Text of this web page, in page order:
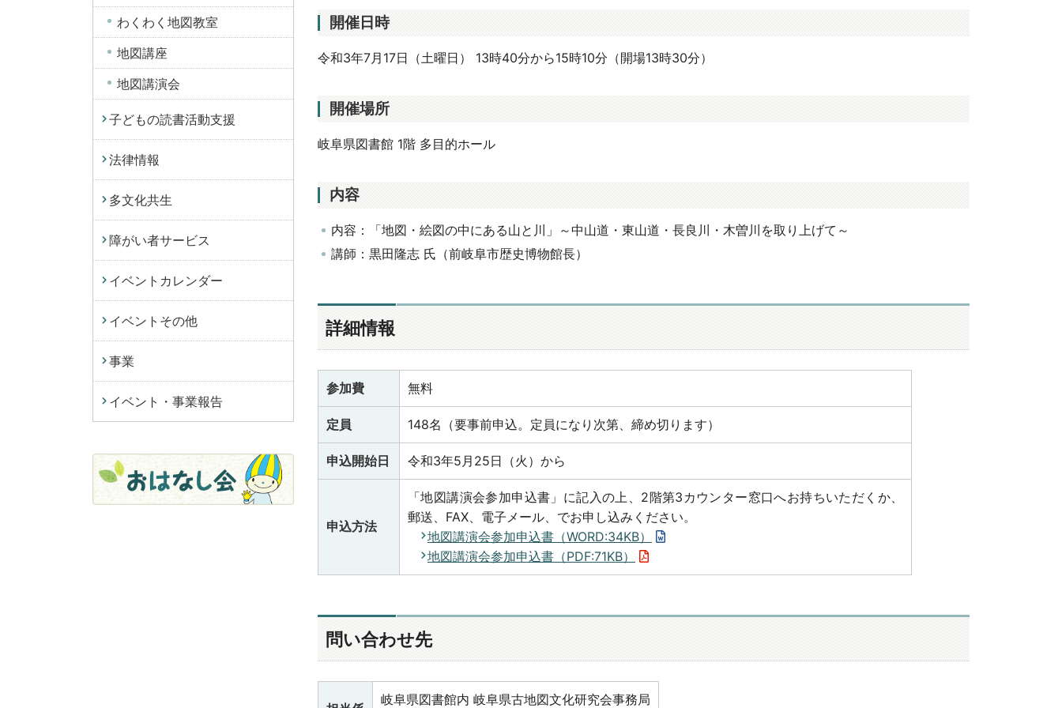
開催日時
令和3年7月17日（土曜日） 13時40分から15時10分（開場13時30分）
開催場所
岐阜県図書館 1階 多目的ホール
内容
内容：「地図・絵図の中にある山と川」～中山道・東山道・長良川・木曽川を取り上げて～
講師：黒田隆志 氏（前岐阜市歴史博物館長）
詳細情報
参加費 無料
定員 148名（要事前申込。定員になり次第、締め切ります）
申込開始日 令和3年5月25日（火）から
申込方法
「地図講演会参加申込書」に記入の上、2階第3カウンター窓口へお持ちいただくか、
郵送、FAX、電子メール、でお申し込みください。
地図講演会参加申込書（WORD:34KB）
地図講演会参加申込書（PDF:71KB）
問い合わせ先
岐阜県図書館内 岐阜県古地図文化研究会事務局
わくわく地図教室
地図講座
地図講演会
子どもの読書活動支援
法律情報
多文化共生
障がい者サービス
イベントカレンダー
イベントその他
事業
イベント・事業報告